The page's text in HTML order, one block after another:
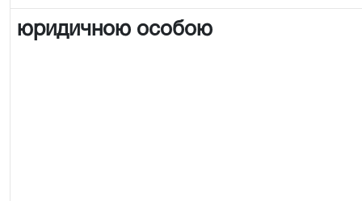
юридичною особою